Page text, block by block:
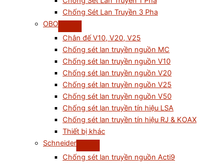
Chống Sét Lan Truyền 3 Pha
OBO
Chân đế V10, V20, V25
Chống sét lan truyền nguồn MC
Chống sét lan truyền nguồn V10
Chống sét lan truyền nguồn V20
Chống sét lan truyền nguồn V25
Chống sét lan truyền nguồn V50
Chống sét lan truyền tín hiệu LSA
Chống sét lan truyền tín hiệu RJ & KOAX
Thiết bị khác
Schneider
Chống sét lan truyền nguồn Acti9